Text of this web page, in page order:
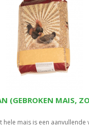
(GEBROKEN MAIS,
hele mais is een